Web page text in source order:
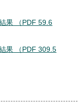
果 （PDF 59.6
果 （PDF 309.5